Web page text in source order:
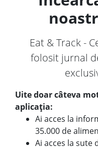
Eat & Track -
folosit jurnal
Uite doar câteva
aplicația:
Ai acces la
35.000 de
Ai acces la sute